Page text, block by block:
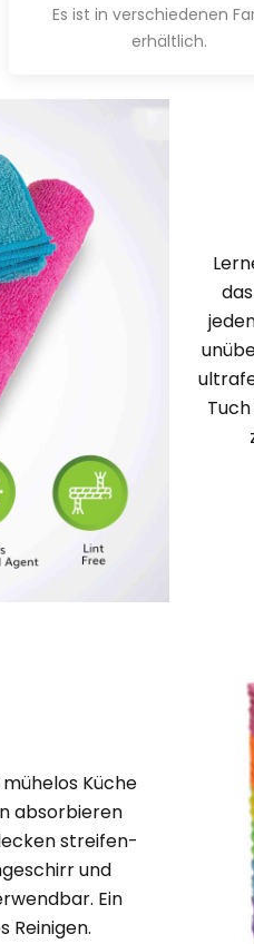
Es ist in verschiedenen
erhältlich.
Küche
absorbieren
streifen-
und
Ein
Reinigen.